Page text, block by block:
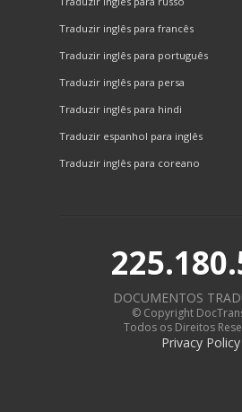
Traduzir inglês para francês
Traduzir inglês para português
Traduzir inglês para persa
Traduzir inglês para hindi
Traduzir espanhol para inglês
Traduzir inglês para coreano
DOCUMENTOS
© Copyright
Todos os Direitos
Privacy Policy